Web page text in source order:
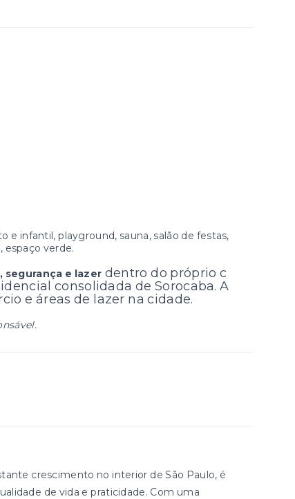
e infantil, playground, sauna, salão de festas,
espaço verde.
segurança e lazer dentro do próprio c
consolidada de Sorocaba. A
e áreas de lazer na cidade.
crescimento no interior de São Paulo, é
de vida e praticidade. Com uma